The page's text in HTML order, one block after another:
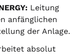
Leitung
anfänglichen
der Anlage.
absolut